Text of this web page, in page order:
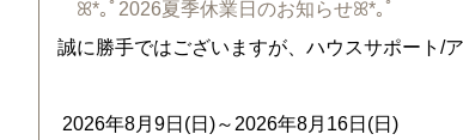
ꕤ*｡ﾟ2026夏季休業日のお知らせꕤ*｡ﾟ
誠に勝手ではございますが、ハウスサポート/
2026年8月9日(日)～2026年8月16日(日)